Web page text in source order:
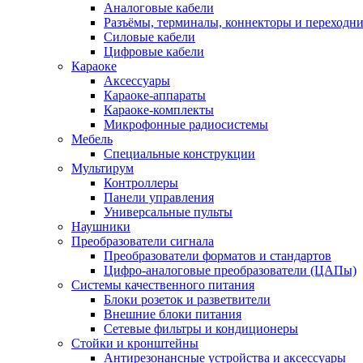
Аналоговые кабели
Разъёмы, терминалы, коннекторы и
Силовые кабели
Цифровые кабели
Караоке
Аксессуары
Караоке-аппараты
Караоке-комплекты
Микрофонные радиосистемы
Мебель
Специальные конструкции
Мультирум
Контроллеры
Панели управления
Универсальные пульты
Наушники
Преобразователи сигнала
Преобразователи форматов и стандартов
Цифро-аналоговые преобразователи (ЦАПы)
Системы качественного питания
Блоки розеток и разветвители
Внешние блоки питания
Сетевые фильтры и кондиционеры
Стойки и кронштейны
Антирезонансные устройства и аксессуары